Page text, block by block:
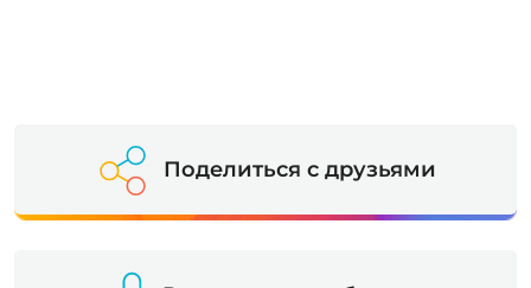
Поделиться с друзьями